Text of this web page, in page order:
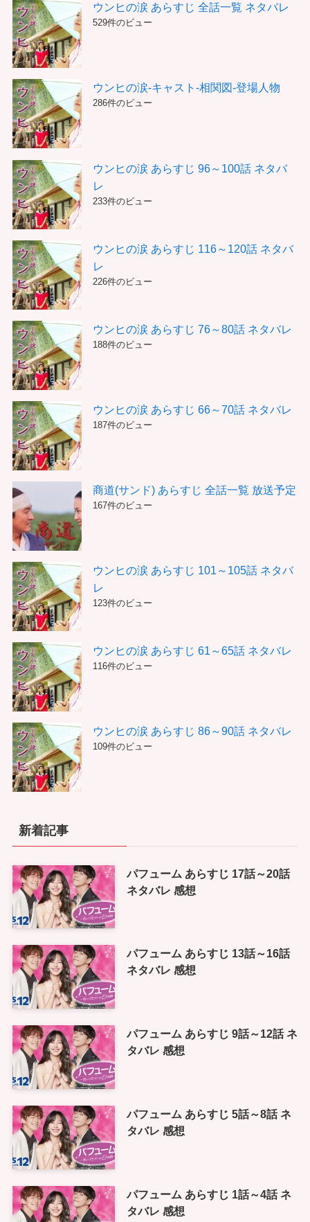
ー
ウンヒの涙 あらすじ 全話一覧 ネタバレ
529件のビュー
ウンヒの涙-キャスト-相関図-登場人物
286件のビュー
ウンヒの涙 あらすじ 96～100話 ネタバ
レ
233件のビュー
ウンヒの涙 あらすじ 116～120話 ネタバ
レ
226件のビュー
ウンヒの涙 あらすじ 76～80話 ネタバレ
188件のビュー
ウンヒの涙 あらすじ 66～70話 ネタバレ
187件のビュー
商道(サンド) あらすじ 全話一覧 放送予定
167件のビュー
ウンヒの涙 あらすじ 101～105話 ネタバ
レ
123件のビュー
ウンヒの涙 あらすじ 61～65話 ネタバレ
116件のビュー
ウンヒの涙 あらすじ 86～90話 ネタバレ
109件のビュー
新着記事
パフューム あらすじ 17話～20話
ネタバレ 感想
パフューム あらすじ 13話～16話
ネタバレ 感想
パフューム あらすじ 9話～12話 ネ
タバレ 感想
パフューム あらすじ 5話～8話 ネ
タバレ 感想
パフューム あらすじ 1話～4話 ネ
タバレ 感想